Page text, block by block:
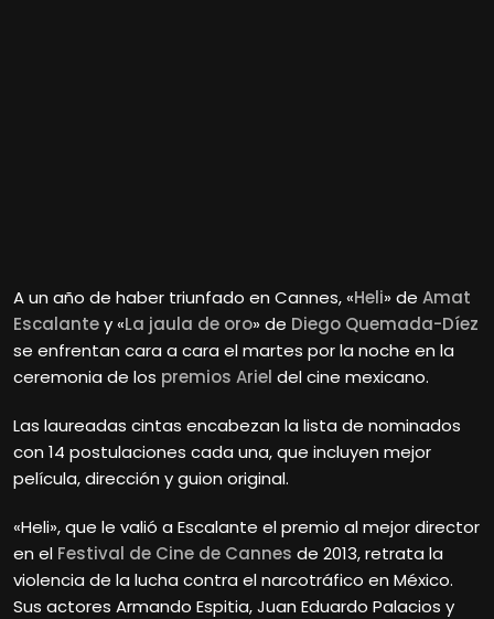
A un año de haber triunfado en Cannes, «Heli» de Amat
Escalantey «La jaula de oro» de Diego Quemada-Díez
se enfrentan cara a cara el martes por la noche en la
ceremonia de los premios Ariel del cine mexicano.
Las laureadas cintas encabezan la lista de nominados
con 14 postulaciones cada una, que incluyen mejor
película, dirección y guion original.
«Heli», que le valió a Escalante el premio al mejor director
en el Festival de Cine de Cannes de 2013, retrata la
violencia de la lucha contra el narcotráfico en México.
Sus actores Armando Espitia, Juan Eduardo Palacios y